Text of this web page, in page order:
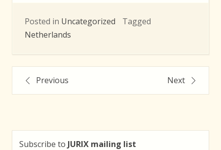
Posted in Uncategorized
Tagged
Netherlands
PostPrevious Next
Subscribe to JURIX mailing list